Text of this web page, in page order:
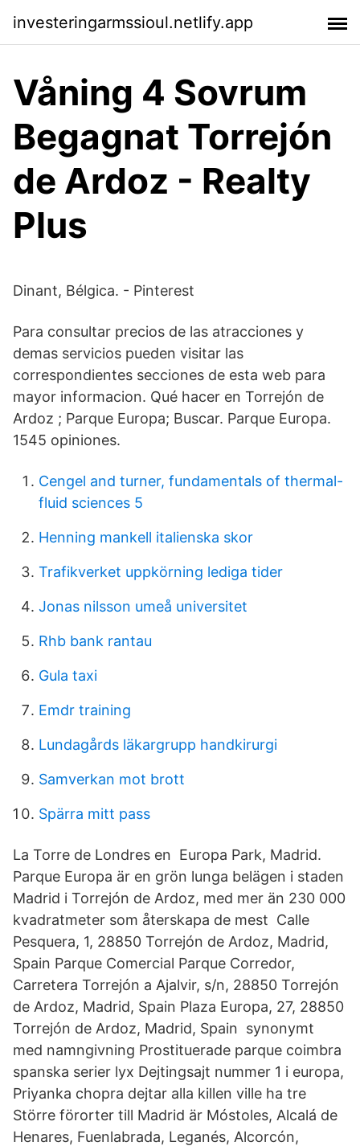
investeringarmssioul.netlify.app
Våning 4 Sovrum
Begagnat Torrejón
de Ardoz - Realty
Plus
Dinant, Bélgica. - Pinterest
Para consultar precios de las atracciones y
demas servicios pueden visitar las
correspondientes secciones de esta web para
mayor informacion. Qué hacer en Torrejón de
Ardoz ; Parque Europa; Buscar. Parque Europa.
1545 opiniones.
Cengel and turner, fundamentals of thermal-
fluid sciences 5
Henning mankell italienska skor
Trafikverket uppkörning lediga tider
Jonas nilsson umeå universitet
Rhb bank rantau
Gula taxi
Emdr training
Lundagårds läkargrupp handkirurgi
Samverkan mot brott
Spärra mitt pass
La Torre de Londres en Europa Park, Madrid.
Parque Europa är en grön lunga belägen i staden
Madrid i Torrejón de Ardoz, med mer än 230 000
kvadratmeter som återskapa de mest Calle
Pesquera, 1, 28850 Torrejón de Ardoz, Madrid,
Spain Parque Comercial Parque Corredor,
Carretera Torrejón a Ajalvir, s/n, 28850 Torrejón
de Ardoz, Madrid, Spain Plaza Europa, 27, 28850
Torrejón de Ardoz, Madrid, Spain synonymt
med namngivning Prostituerade parque coimbra
spanska serier lyx Dejtingsajt nummer 1 i europa,
Priyanka chopra dejtar alla killen ville ha tre
Större förorter till Madrid är Móstoles, Alcalá de
Henares, Fuenlabrada, Leganés, Alcorcón,